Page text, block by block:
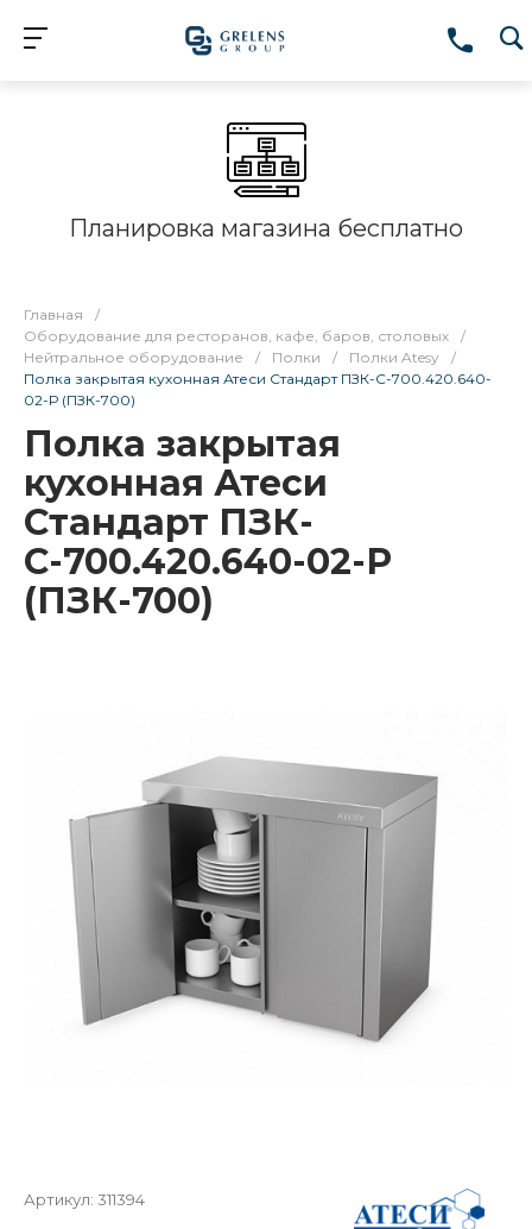
Планировка магазина бесплатно
Главная
/
Оборудование для ресторанов, кафе, баров, столовых
/
Нейтральное оборудование
/ Полки / Полки Atesy
/
Полка закрытая кухонная Атеси Стандарт ПЗК-С-700.420.640-
02-Р (ПЗК-700)
Полка закрытая
кухонная Атеси
Стандарт ПЗК-
С-700.420.640-02-Р
(ПЗК-700)
Артикул: 311394